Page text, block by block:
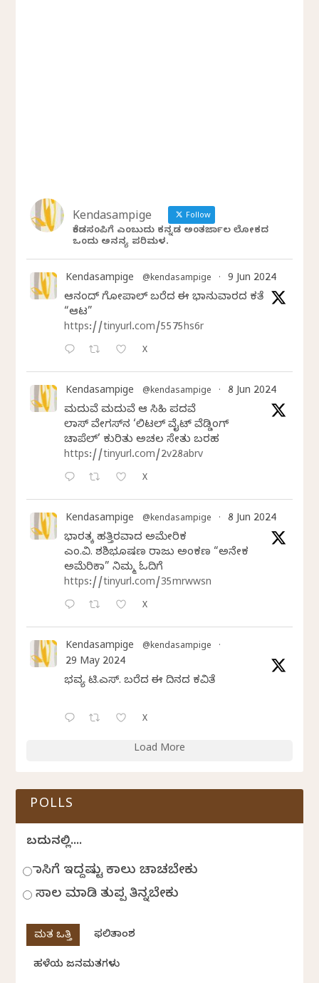
Kendasampige Follow
ಕೆಂಡಸಂಪಿಗೆ ಎಂಬುದು ಕನ್ನಡ ಅಂತರ್ಜಾಲ ಲೋಕದ
ಒಂದು ಅನನ್ಯ ಪರಿಮಳ.
Kendasampige @kendasampige · 9 Jun 2024
ಆನಂದ್‌ ಗೋಪಾಲ್‌ ಬರೆದ ಈ ಭಾನುವಾರದ ಕತೆ
“ಆಟ”
https://tinyurl.com/5575hs6r
X
Kendasampige @kendasampige · 8 Jun 2024
ಮದುವೆ ಮದುವೆ ಆ ಸಿಹಿ ಪದವೆ
ಲಾಸ್‌ ವೇಗಸ್‌ನ ‘ಲಿಟಲ್ ವೈಟ್ ವೆಡ್ಡಿಂಗ್
ಚಾಪೆಲ್’ ಕುರಿತು ಅಚಲ ಸೇತು ಬರಹ
https://tinyurl.com/2v28abrv
X
Kendasampige @kendasampige · 8 Jun 2024
ಭಾರತಕ್ಕೆ ಹತ್ತಿರವಾದ ಅಮೇರಿಕ
ಎಂ.ವಿ. ಶಶಿಭೂಷಣ ರಾಜು ಅಂಕಣ “ಅನೇಕ
ಅಮೆರಿಕಾ” ನಿಮ್ಮ ಓದಿಗೆ
https://tinyurl.com/35mrwwsn
X
Kendasampige @kendasampige ·
29 May 2024
ಭವ್ಯ ಟಿ.ಎಸ್. ಬರೆದ ಈ ದಿನದ ಕವಿತೆ
X
Load More
POLLS
ಬದುಕಿನಲ್ಲಿ....
ಹಾಸಿಗೆ ಇದ್ದಷ್ಟು ಕಾಲು ಚಾಚಬೇಕು
ಸಾಲ ಮಾಡಿ ತುಪ್ಪ ತಿನ್ನಬೇಕು
ಫಲಿತಾಂಶ
ಹಳೆಯ ಜನಮತಗಳು